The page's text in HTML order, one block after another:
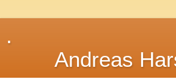
.
Andreas